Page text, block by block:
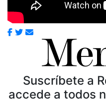
Suscríbete a
accede a todos